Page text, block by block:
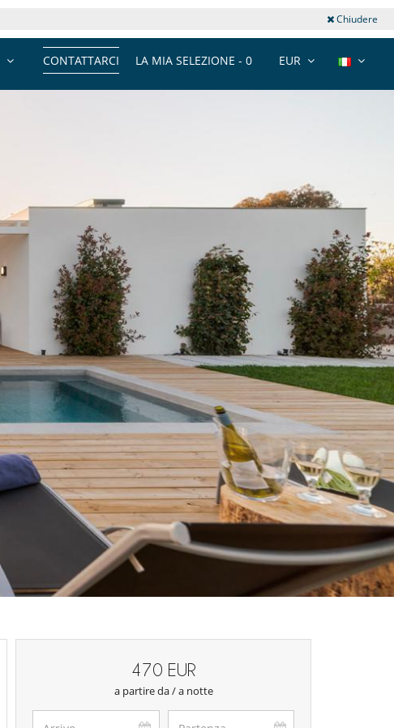
Chiudere
EUR
LA MIA SELEZIONE - 0
CONTATTARCI
470 EUR
a partire da / a notte